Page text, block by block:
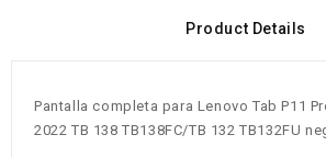
Product Details
Pantalla completa para Lenovo Tab P11
2022 TB 138 TB138FC/TB 132 TB132FU